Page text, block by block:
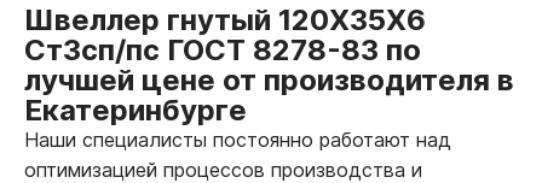
Швеллер гнутый 120Х35Х6
Ст3сп/пс ГОСТ 8278-83 по
лучшей цене от производителя в
Екатеринбурге
Наши специалисты постоянно работают над
оптимизацией процессов производства и